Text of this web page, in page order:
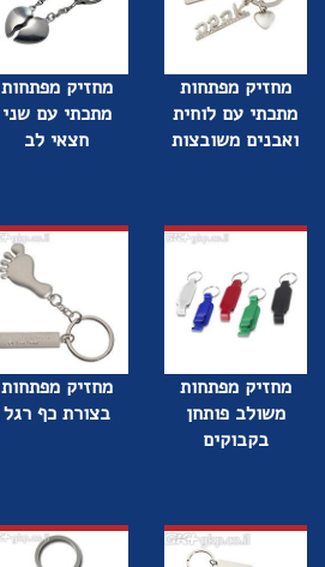
מחזיק מפתחות
מתכתי עם לוחית
ואבנים משובצות
מחזיק מפתחות
מתכתי עם שני
חצאי לב
מחזיק מפתחות
משולב פותחן
בקבוקים
מחזיק מפתחות
בצורת כף רגל